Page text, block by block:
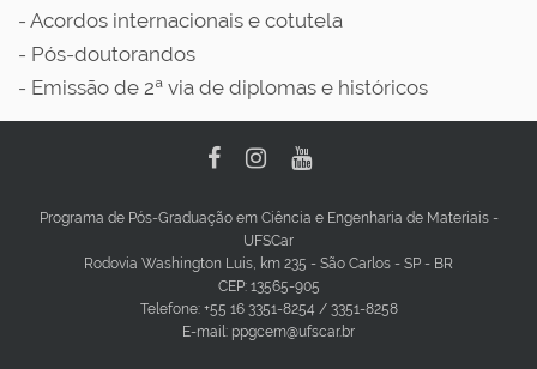
- Acordos internacionais e cotutela
- Pós-doutorandos
- Emissão de 2ª via de diplomas e históricos
Programa de Pós-Graduação em Ciência e Engenharia de Materiais -
UFSCar
Rodovia Washington Luis, km 235 - São Carlos - SP - BR
CEP: 13565-905
Telefone: +55 16 3351-8254 / 3351-8258
E-mail: ppgcem@ufscar.br